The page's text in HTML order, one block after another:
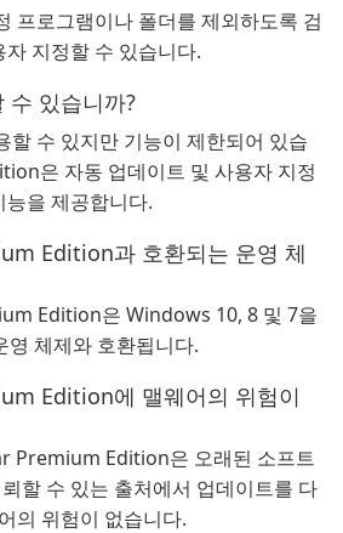
프로그램이나 폴더를 제외하도록 검
지정할 수 있습니다.
수 있습니까?
할 수 있지만 기능이 제한되어 있습
은 자동 업데이트 및 사용자 지정
을 제공합니다.
Edition과 호환되는 운영 체
Edition은 Windows 10, 8 및 7을
체제와 호환됩니다.
Edition에 맬웨어의 위험이
Premium Edition은 오래된 소프트
할 수 있는 출처에서 업데이트를 다
의 위험이 없습니다.